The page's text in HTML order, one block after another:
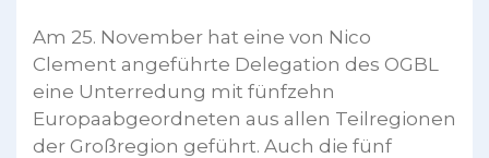
Am 25. November hat eine von Nico
Clement angeführte Delegation des OGBL
eine Unterredung mit fünfzehn
Europaabgeordneten aus allen Teilregionen
der Großregion geführt. Auch die fünf